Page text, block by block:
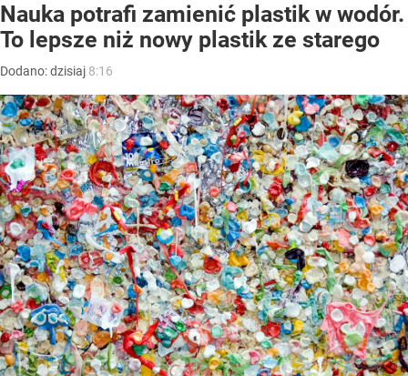
Nauka potrafi zamienić plastik w wodór.
To lepsze niż nowy plastik ze starego
Dodano:dzisiaj 8:16